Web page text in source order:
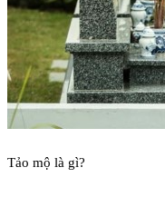
Tảo mộ là gì?